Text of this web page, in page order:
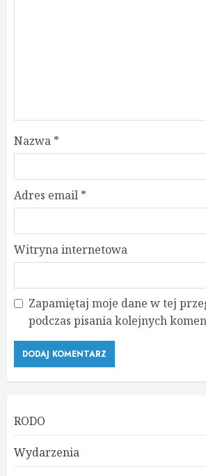
Nazwa *
Adres email *
Witryna internetowa
Zapamiętaj moje dane w tej
podczas pisania kolejnych
RODO
Wydarzenia